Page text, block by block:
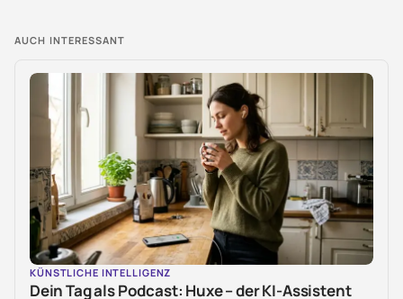
AUCH INTERESSANT
KÜNSTLICHE INTELLIGENZ
Dein Tag als Podcast: Huxe – der KI-Assistent